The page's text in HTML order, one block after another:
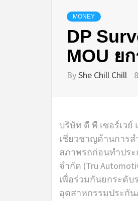
MONEY
DP
MOU ย
ByShe Chill Chill
บริษัท ดี พี เซอร์เวย์
เชี่ยวชาญด้านการ
สภาพรถก่อนทำปร
จำกัด (Tru
เพื่อร่วมกันยกระดั
อุตสาหกรรมประกั